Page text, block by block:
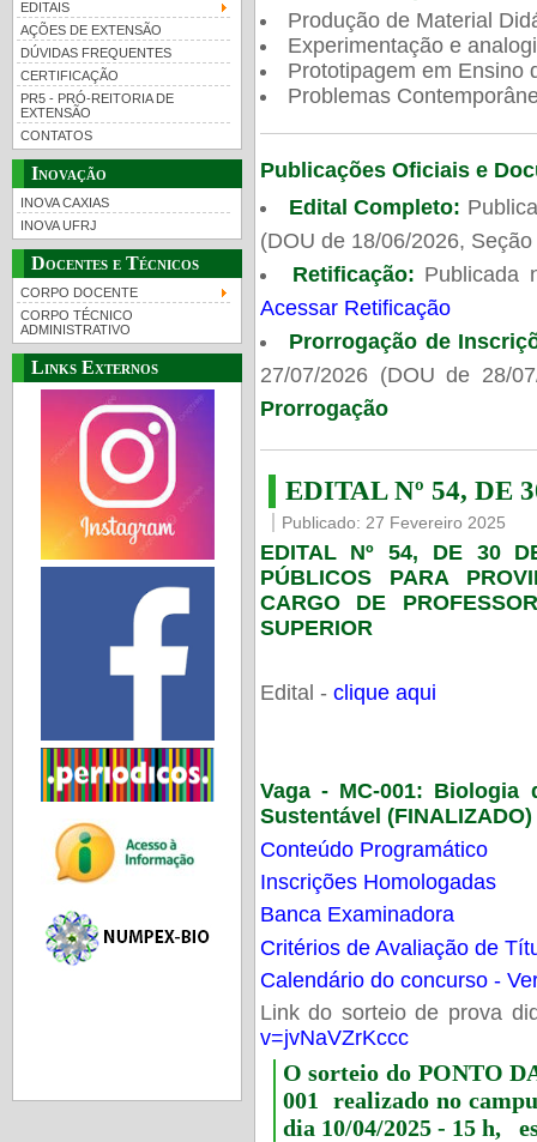
EDITAIS
AÇÕES DE EXTENSÃO
DÚVIDAS FREQUENTES
CERTIFICAÇÃO
PR5 - PRÓ-REITORIA DE
EXTENSÃO
CONTATOS
Inovação
INOVA CAXIAS
INOVA UFRJ
Docentes e Técnicos
CORPO DOCENTE
CORPO TÉCNICO
ADMINISTRATIVO
Links Externos
Produção de Material
Experimentação e
Prototipagem em Ensino
Problemas
Publicações Oficiais e
Edital Completo:
(DOU de 18/06/2026,
Retificação: Publicada
Acessar Retificação
Prorrogação de
27/07/2026 (DOU de 28/
Prorrogação
EDITAL Nº 54, DE
Publicado: 27 Fevereiro 2025
EDITAL Nº 54, DE 30
PÚBLICOS PARA
CARGO DE
SUPERIOR
Edital - clique aqui
Vaga - MC-001: Biologia
Sustentável (FINALIZADO)
Conteúdo Programático
Inscrições Homologadas
Banca Examinadora
Critérios de Avaliação de
Calendário do concurso -
Link do sorteio de prova
v=jvNaVZrKccc
O sorteio do PONTO
001 realizado no
dia 10/04/2025 - 15 h,